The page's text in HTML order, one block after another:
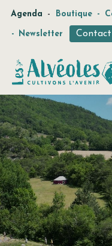
Agenda - Boutique -
- Newsletter Contact